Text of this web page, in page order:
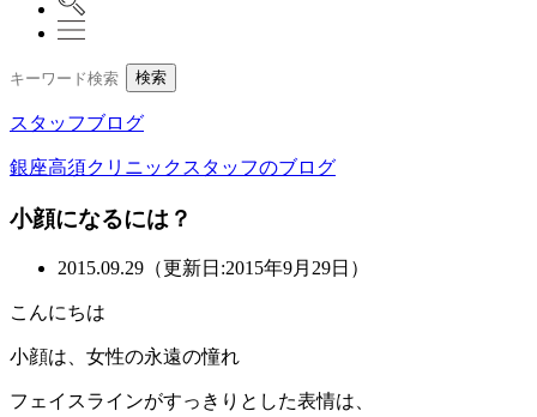
検索
スタッフブログ
銀座高須クリニックスタッフのブログ
小顔になるには？
2015.09.29（更新日:2015年9月29日）
こんにちは
小顔は、女性の永遠の憧れ
フェイスラインがすっきりとした表情は、